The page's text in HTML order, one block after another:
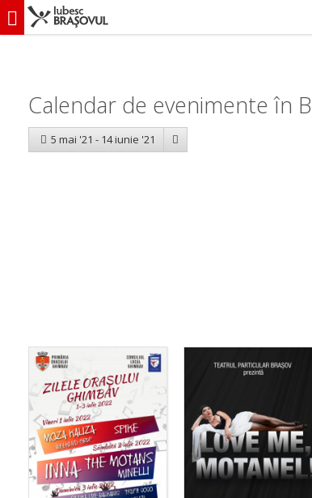
iubescbraşovul.ro
Calendar de evenimente în
5 mai '21 - 14 iunie '21